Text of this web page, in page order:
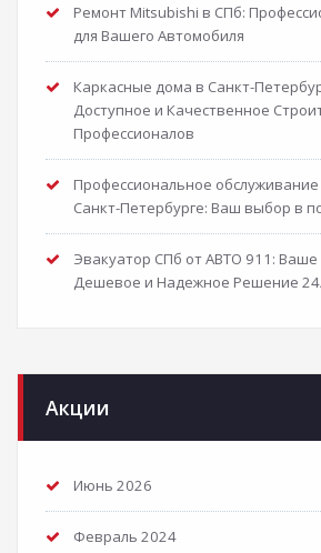
Ремонт Mitsubishi в СПб:
для Вашего Автомобиля
Каркасные дома в Санкт-
Доступное и Качественное
Профессионалов
Профессиональное
Санкт-Петербурге: Ваш выбор в
Эвакуатор СПб от АВТО 911: Ваше
Дешевое и Надежное Решение
Акции
Июнь 2026
Февраль 2024